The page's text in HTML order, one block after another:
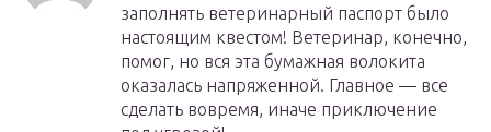
заполнять ветеринарный паспорт было
настоящим квестом! Ветеринар, конечно,
помог, но вся эта бумажная волокита
оказалась напряженной. Главное — все
сделать вовремя, иначе приключение